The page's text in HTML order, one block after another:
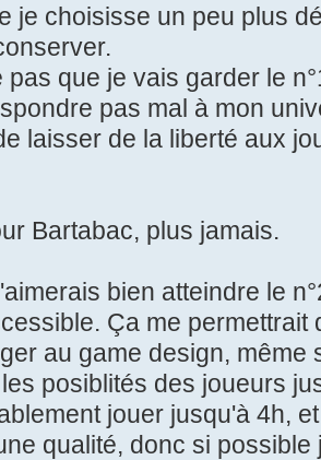
je choisisse un peu plus
pas que je vais garder le
pas mal à mon
laisser de la liberté aux
Bartabac, plus jamais.
bien atteindre le
Ça me permettrait
au game design, même
posiblités des joueurs
jouer jusqu'à 4h,
qualité, donc si